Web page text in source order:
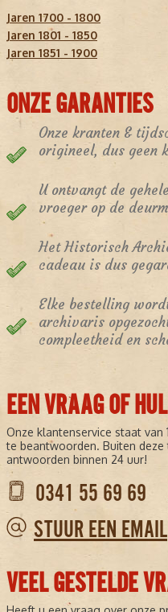
Jaren 1700 - 1800
Jaren 1801 - 1850
Jaren 1851 - 1900
ONZE GARANTIES
Onze kranten &
origineel, dus geen
U ontvangt de
vroeger op de
Het Historisch
cadeau is dus
Elke bestelling
archivaris
compleetheid en
EEN VRAAG OF
Onze klantenservice staat
te beantwoorden. Buiten
antwoorden binnen 24 uur!
0341 55 69 69
STUUR EEN EMAIL
VEEL GESTELDE